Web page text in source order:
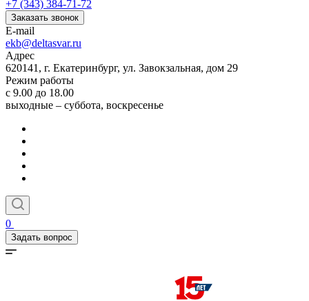
+7 (343) 384-71-72
Заказать звонок
E-mail
ekb@deltasvar.ru
Адрес
620141, г. Екатеринбург, ул. Завокзальная, дом 29
Режим работы
с 9.00 до 18.00
выходные – суббота, воскресенье
0
Задать вопрос